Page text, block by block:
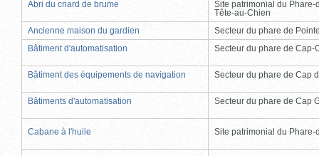
Abri du criard de brume
Site patrimonial du Phare-
Tête-au-Chien
Ancienne maison du gardien
Secteur du phare de
Bâtiment d'automatisation
Secteur du phare de Cap-
Bâtiment des équipements de navigation Secteur du phare de Cap
Bâtiments d'automatisation Secteur du phare de Cap
Cabane à l'huile Site patrimonial du Phare-